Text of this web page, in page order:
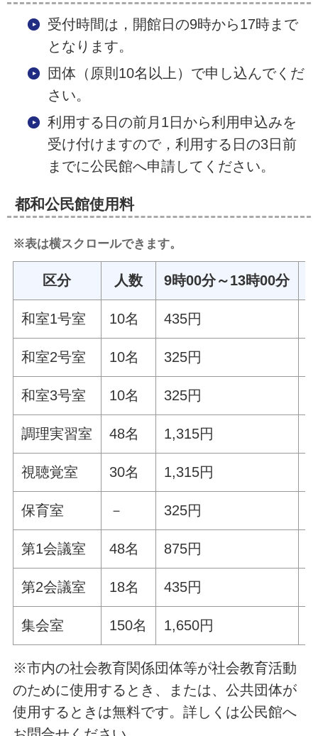
受付時間は，開館日の9時から17時まで
となります。
団体（原則10名以上）で申し込んでくだ
さい。
利用する日の前月1日から利用申込みを
受け付けますので，利用する日の3日前
までに公民館へ申請してください。
都和公民館使用料
※表は横スクロールできます。
区分 人数 9時00分～13時00分
和室1号室 10名 435円
和室2号室 10名 325円
和室3号室 10名 325円
調理実習室 48名 1,315円
視聴覚室 30名 1,315円
保育室 － 325円
第1会議室 48名 875円
第2会議室 18名 435円
集会室 150名 1,650円
※市内の社会教育関係団体等が社会教育活動
のために使用するとき、または、公共団体が
使用するときは無料です。詳しくは公民館へ